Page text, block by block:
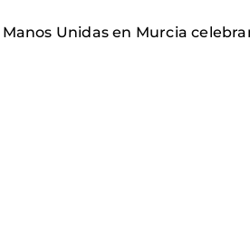
Unidas en Murcia